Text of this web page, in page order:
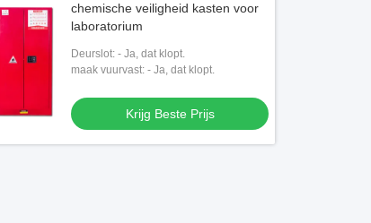
chemische veiligheid kasten voor
laboratorium
Deurslot: - Ja, dat klopt.
maak vuurvast: - Ja, dat klopt.
Krijg Beste Prijs